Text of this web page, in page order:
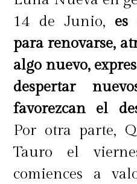
14 de Junio, es
para renovarse,
algo nuevo,
despertar
favorezcan el
Por otra parte,
Tauro el
comiences a